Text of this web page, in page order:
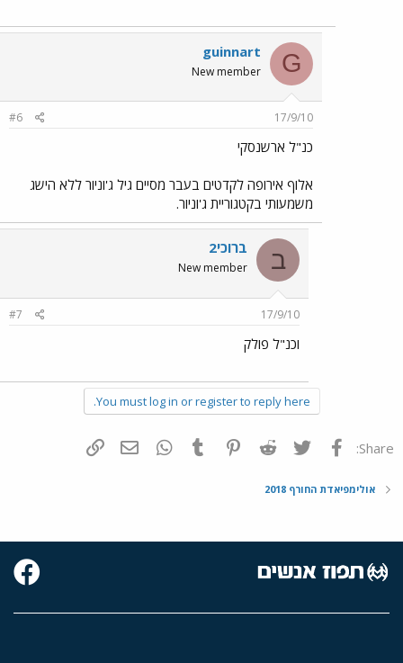
G
guinnart
New member
17/9/10
#6
כנ"ל ארשנסקי
אלוף אירופה לקדטים בעבר מסיים גיל ג'וניור ללא הישג
משמעותי בקטגוריית ג'וניור.
ב ברוכי2
New member
17/9/10
#7
וכנ"ל פולק
You must log in or register to reply here.
Share: פייסבוק Twitter
Reddit
Pinterest
Tumblr
WhatsAppדואר אלקטרוני
אולימפיאדת החורף 2018